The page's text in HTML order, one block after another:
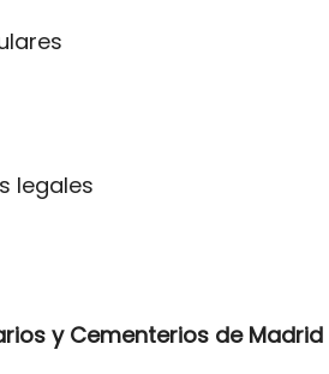
legales
y Cementerios de Madrid